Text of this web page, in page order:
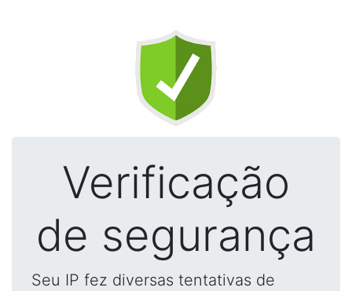
Verificação
de segurança
Seu IP fez diversas tentativas de